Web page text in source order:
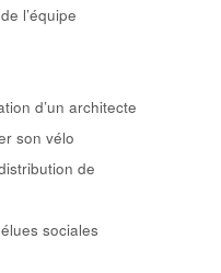
l’équipe
d’un architecte
son vélo
de
sociales